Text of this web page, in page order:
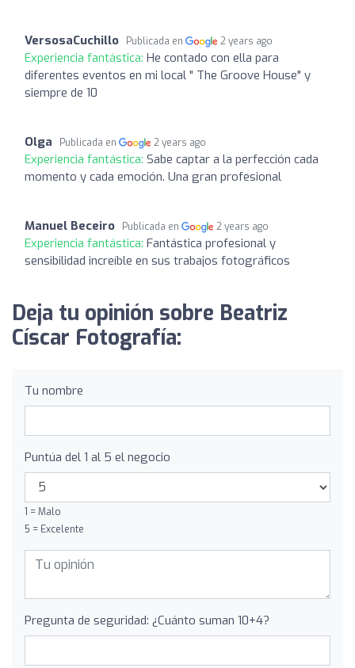
VersosaCuchillo Publicada en 2 years ago
Experiencia fantástica: He contado con ella para
diferentes eventos en mi local " The Groove House" y
siempre de 10
Olga Publicada en 2 years ago
Experiencia fantástica: Sabe captar a la perfección cada
momento y cada emoción. Una gran profesional
Manuel Beceiro Publicada en 2 years ago
Experiencia fantástica: Fantástica profesional y
sensibilidad increíble en sus trabajos fotográficos
Deja tu opinión sobre Beatriz
Císcar Fotografía:
Tu nombre
Puntúa del 1 al 5 el negocio
1 = Malo
5 = Excelente
Pregunta de seguridad: ¿Cuánto suman 10+4?